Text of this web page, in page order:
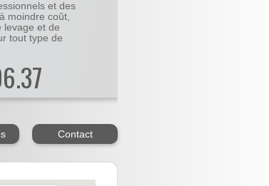
et des
à moindre coût,
levage et de
tout type de
Contact